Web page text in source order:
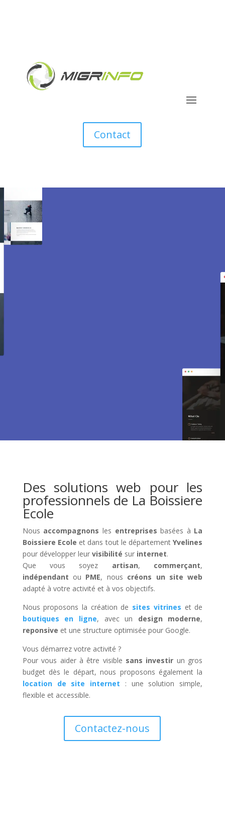
Contact
Création de site internet
Des solutions web pour les
professionnels de La Boissiere
Ecole
Nous accompagnons les entreprises basées à La
Boissiere Ecole et dans tout le département Yvelines
pour développer leur visibilité sur internet.
Que vous soyez artisan, commerçant,
indépendant ou PME, nous créons un site web
adapté à votre activité et à vos objectifs.
Nous proposons la création de sites vitrines et de
boutiques en ligne, avec un design moderne,
reponsive et une structure optimisée pour Google.
Vous démarrez votre activité ?
Pour vous aider à être visible sans investir un gros
budget dès le départ, nous proposons également la
location de site internet : une solution simple,
flexible et accessible.
Contactez-nous